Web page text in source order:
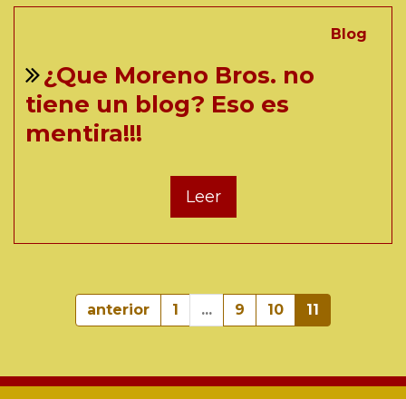
Blog
¿Que Moreno Bros. no
tiene un blog? Eso es
mentira!!!
Leer
anterior 1 ... 9 10 11